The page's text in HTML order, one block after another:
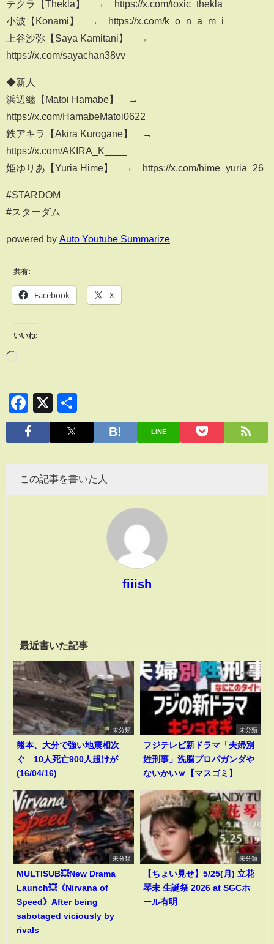
テクラ【Thekla】 → https://x.com/toxic_thekla
小波【Konami】 → https://x.com/k_o_n_a_m_i_
上谷沙弥【Saya Kamitani】 →
https://x.com/sayachan38vv
◆新人
浜辺纏【Matoi Hamabe】 →
https://x.com/HamabeMatoi0622
鉄アキラ【Akira Kurogane】 →
https://x.com/AKIRA_K____
姫ゆりあ【Yuria Hime】 → https://x.com/hime_yuria_26
#STARDOM
#スターダム
powered by Auto Youtube Summarize
共有:
Facebook X
いいね:
Facebook
X
有
LINE
この記事を書いた人
fiiish
最近書いた記事
未分類
熊本、大分で強い地震相次
ぐ 10人死亡900人超けが
(16/04/16)
未分類
フジテレビ新ドラマ「夫婦別
姓刑事」洗脳プロパガンダや
ないかいｗ【マスゴミ】
未分類
MULTISUB💥New Drama
Launch💥《Nirvana of
Speed》After being
sabotaged viciously by
rivals
未分類
【ちょい見せ】5/25(月) 立花
琴未 生誕祭 2026 at SGCホ
ール有明